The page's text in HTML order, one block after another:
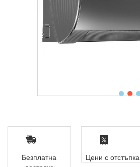
Безплатна
Цени с отстъпка